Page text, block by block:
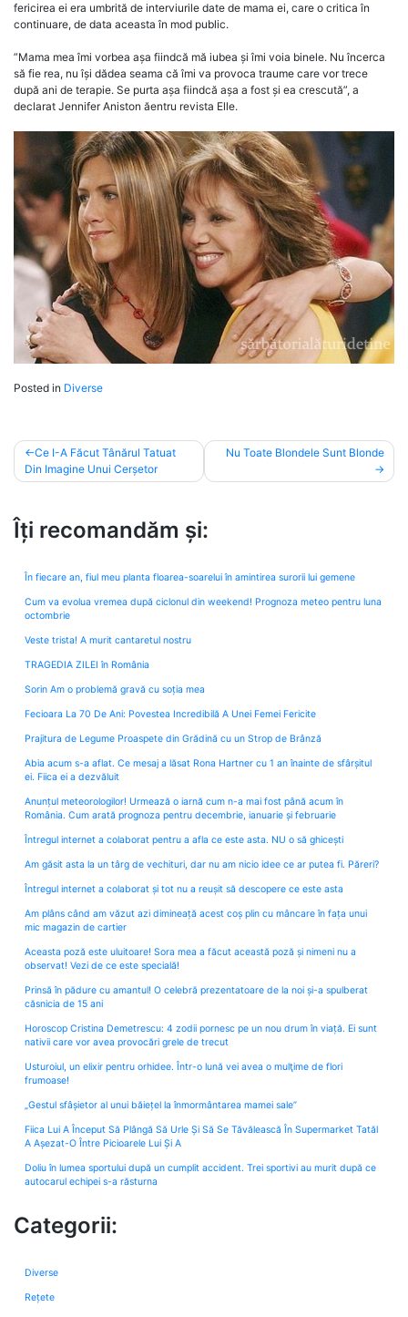
fericirea ei era umbrită de interviurile date de mama ei, care o critica în
continuare, de data aceasta în mod public.
”Mama mea îmi vorbea așa fiindcă mă iubea și îmi voia binele. Nu încerca
să fie rea, nu își dădea seama că îmi va provoca traume care vor trece
după ani de terapie. Se purta așa fiindcă așa a fost și ea crescută”, a
declarat Jennifer Aniston ăentru revista Elle.
Posted in Diverse
Post
navigation
Ce I-A Făcut Tânărul Tatuat
Din Imagine Unui Cerșetor
Nu Toate Blondele Sunt Blonde
Îți recomandăm și:
În fiecare an, fiul meu planta floarea-soarelui în amintirea surorii lui gemene
Cum va evolua vremea după ciclonul din weekend! Prognoza meteo pentru luna
octombrie
Veste trista! A murit cantaretul nostru
TRAGEDIA ZILEI în România
Sorin Am o problemă gravă cu soția mea
Fecioara La 70 De Ani: Povestea Incredibilă A Unei Femei Fericite
Prajitura de Legume Proaspete din Grădină cu un Strop de Brânză
Abia acum s-a aflat. Ce mesaj a lăsat Rona Hartner cu 1 an înainte de sfârșitul
ei. Fiica ei a dezvăluit
Anunțul meteorologilor! Urmează o iarnă cum n-a mai fost până acum în
România. Cum arată prognoza pentru decembrie, ianuarie și februarie
Întregul internet a colaborat pentru a afla ce este asta. NU o să ghicești
Am găsit asta la un târg de vechituri, dar nu am nicio idee ce ar putea fi. Păreri?
Întregul internet a colaborat și tot nu a reușit să descopere ce este asta
Am plâns când am văzut azi dimineață acest coș plin cu mâncare în fața unui
mic magazin de cartier
Aceasta poză este uluitoare! Sora mea a făcut această poză și nimeni nu a
observat! Vezi de ce este specială!
Prinsă în pădure cu amantul! O celebră prezentatoare de la noi și-a spulberat
căsnicia de 15 ani
Horoscop Cristina Demetrescu: 4 zodii pornesc pe un nou drum în viață. Ei sunt
nativii care vor avea provocări grele de trecut
Usturoiul, un elixir pentru orhidee. Într-o lună vei avea o mulţime de flori
frumoase!
„Gestul sfâșietor al unui băiețel la înmormântarea mamei sale”
Fiica Lui A Început Să Plângă Să Urle Și Să Se Tăvălească În Supermarket Tatăl
A Așezat-O Între Picioarele Lui Și A
Doliu în lumea sportului după un cumplit accident. Trei sportivi au murit după ce
autocarul echipei s-a răsturna
Categorii:
Diverse
Rețete